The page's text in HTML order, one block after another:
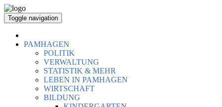
Toggle navigation
PAMHAGEN
POLITIK
VERWALTUNG
STATISTIK & MEHR
LEBEN IN PAMHAGEN
WIRTSCHAFT
BILDUNG